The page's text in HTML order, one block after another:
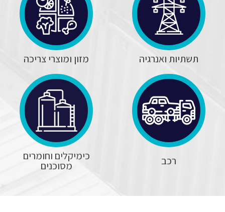
תשתיות ואנרגיה מזון ומוצרי צריכה
רכב כימיקלים וחומרים
מסוכנים